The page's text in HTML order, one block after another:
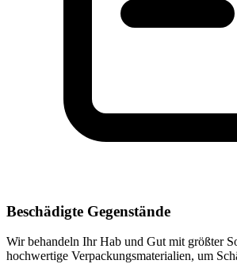
Beschädigte Gegenstände
Wir behandeln Ihr Hab und Gut mit größter
hochwertige Verpackungsmaterialien, um